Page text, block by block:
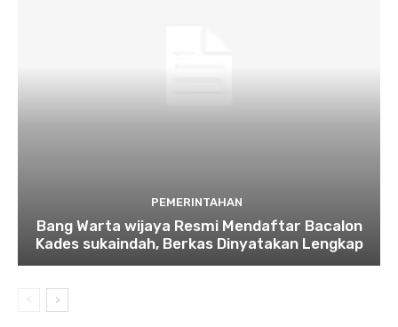
PEMERINTAHAN
Bang Warta wijaya Resmi Mendaftar Bacalon
Kades sukaindah, Berkas Dinyatakan Lengkap